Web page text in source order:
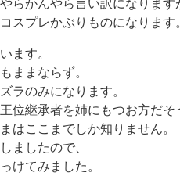
スプレかぶりものになります。
ます。
ままならず。
ラのみになります。
位継承者を姉にもつお方だそ
はここまでしか知りません。
ましたので、
けてみました。